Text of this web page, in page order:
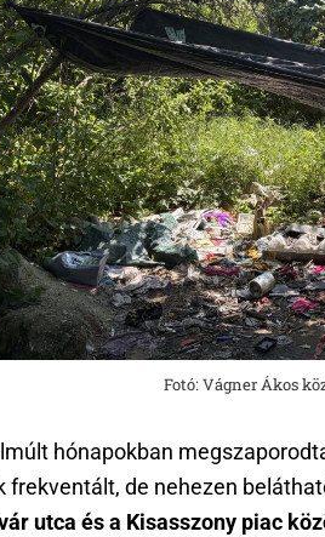
Fotó: Vágner Ákos
hónapokban
frekventált, de nehezen
utca és a Kisasszony piac